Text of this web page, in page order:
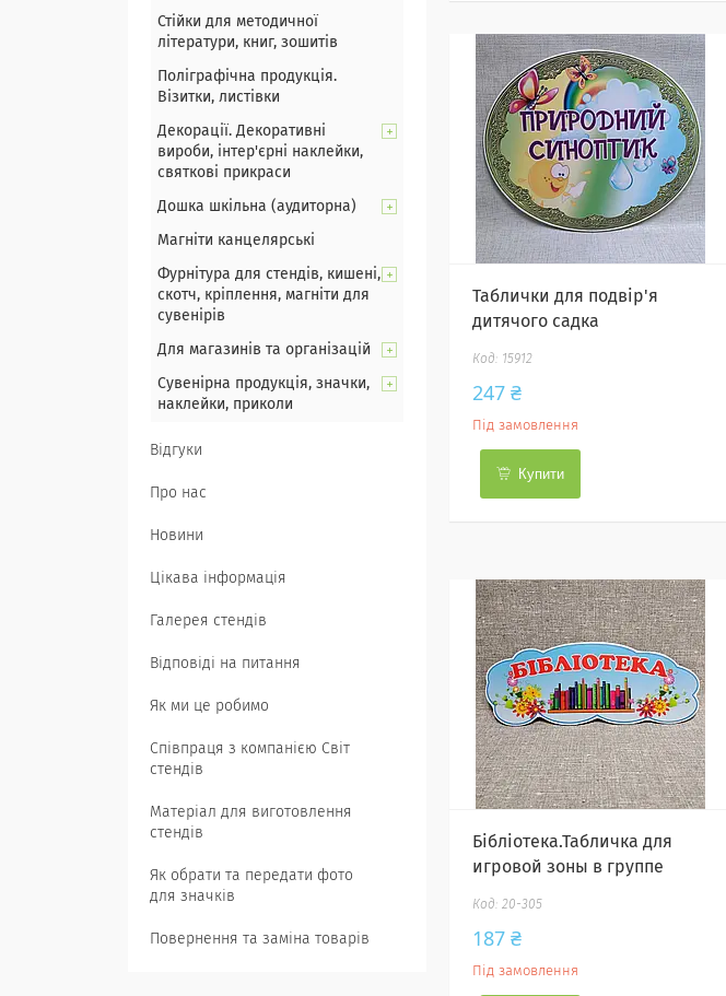
Таблички для подвір'я
дитячого садка
15912
247 ₴
Під замовлення
Купити
Бібліотека.Табличка для
игровой зоны в группе
20-305
187 ₴
Під замовлення
Стійки для методичної
літератури, книг, зошитів
Поліграфічна продукція.
Візитки, листівки
Декорації. Декоративні
вироби, інтер'єрні наклейки,
святкові прикраси
Дошка шкільна (аудиторна)
Магніти канцелярські
Фурнітура для стендів, кишені,
скотч, кріплення, магніти для
сувенірів
Для магазинів та організацій
Сувенірна продукція, значки,
наклейки, приколи
Відгуки
Про нас
Новини
Цікава інформація
Галерея стендів
Відповіді на питання
Як ми це робимо
Співпраця з компанією Світ
стендів
Матеріал для виготовлення
стендів
Як обрати та передати фото
для значків
Повернення та заміна товарів